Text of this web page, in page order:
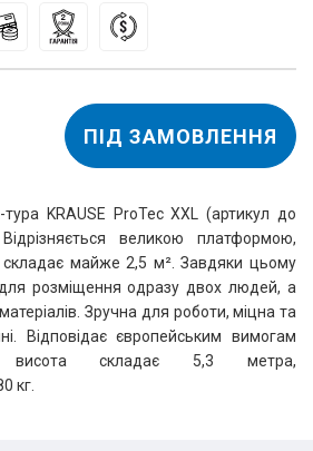
KRAUSE ProTec XXL (артикул до
великою платформою,
складає майже 2,5 м². Завдяки цьому
розміщення одразу двох людей, а
Зручна для роботи, міцна та
Відповідає європейським вимогам
висота складає 5,3 метра,
кг.
ПІД ЗАМОВЛЕННЯ